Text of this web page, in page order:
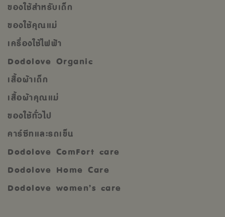
ของใช้สำหรับเด็ก
ของใช้คุณแม่
เครื่องใช้ไฟฟ้า
Dodolove Organic
เสื้อผ้าเด็ก
เสื้อผ้าคุณแม่
ของใช้ทั่วไป
คาร์ซีทและรถเข็น
Dodolove ComFort care
Dodolove Home Care
Dodolove women’s care